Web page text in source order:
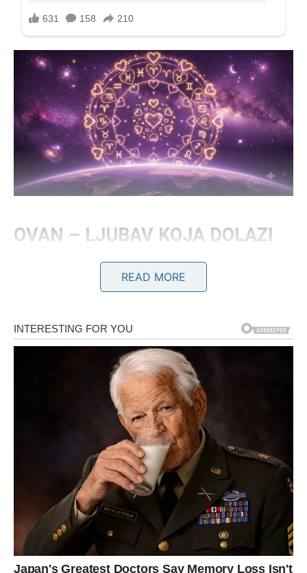
OVAN – LJUBAV KOJA DOLAZI
KAO GROM IZ VEDRA NEBA
Ovnovi su navikli da budu hrabri, direktni i da sami kroje
oni neće moći predvidjeti ono što ih očekuje. Pred njima
je period u kojem će se dogoditi nešto potpuno
Mnogi Ovnovi već dugo nose osjećaj da im u ljubavnom
životu nedostaje uzbuđenja. Iako možda imaju simpatiju
ili osobu koja im se dopada, duboko u sebi osjećaju da
prava priča još nije počela. Zvijezde sada pokazuju da
dolazi upravo ono što su čekali.
Moguć je susret s osobom koja će ih odmah privući
svojom energijom. To neće biti obična privlačnost. Bit će
to osjećaj kao da se poznaju mnogo duže nego što je
stvarnost. Razgovori će teći lako, pogledi će govoriti više
READ MORE